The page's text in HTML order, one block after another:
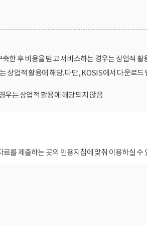
한 후 비용을 받고 서비스하는 경우는 상업적 활
상업적 활용에 해당. 다만, KOSIS에서 다운로
우는 상업적 활용에 해당되지 않음
를 제출하는 곳의 인용지침에 맞춰 이용하실 수